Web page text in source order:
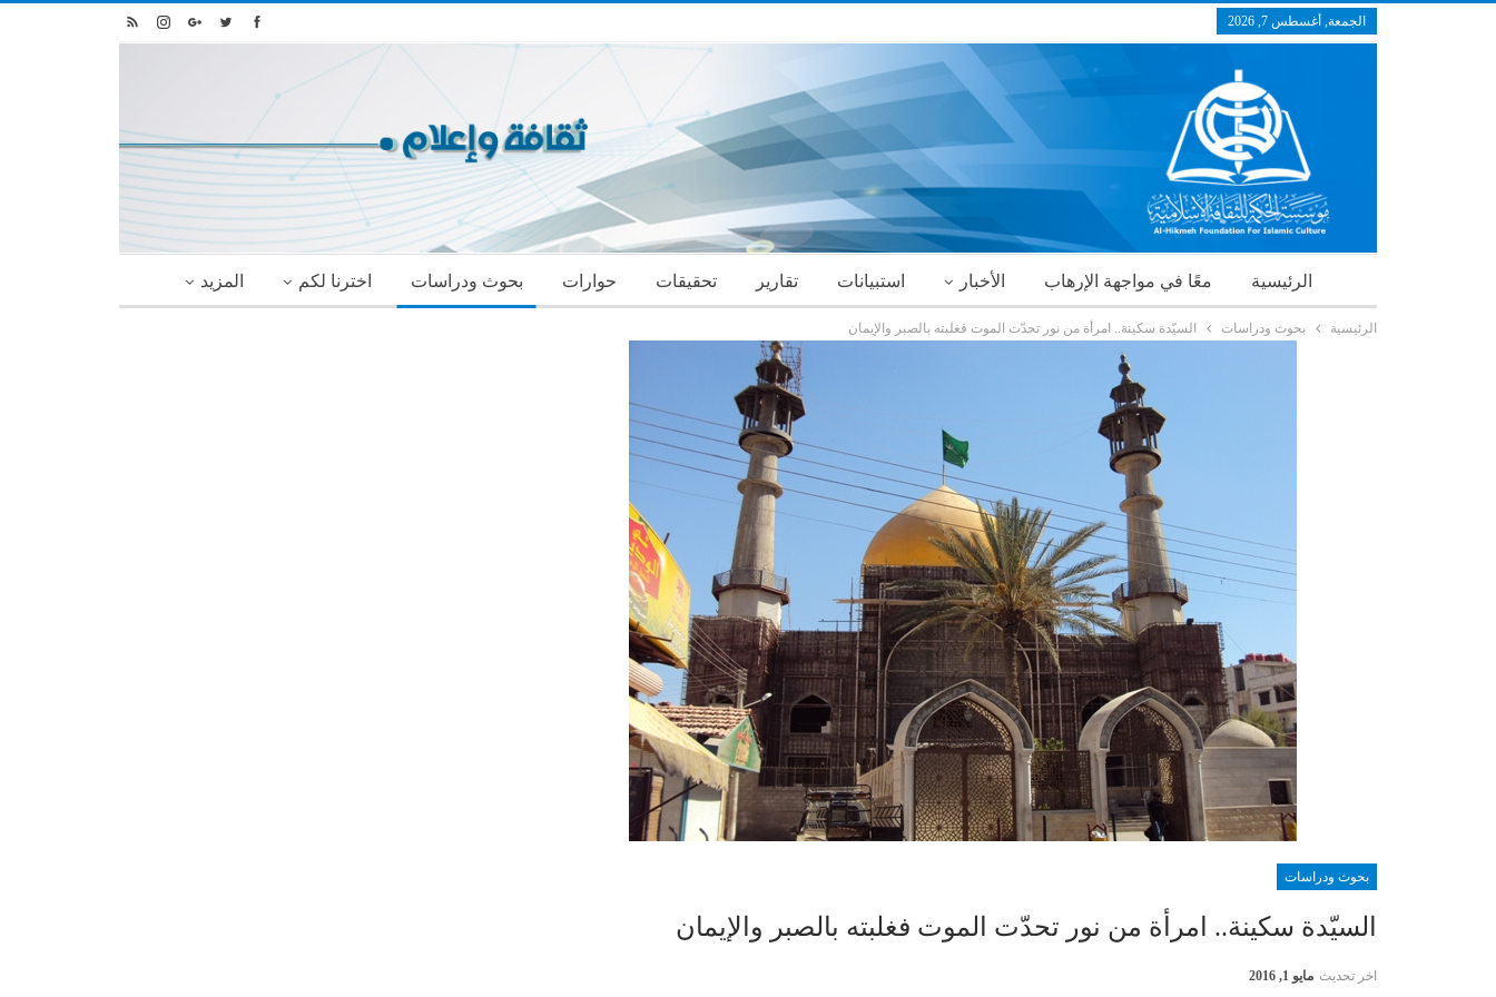
الجمعة, أغسطس 7, 2026
الرئيسية معًا في مواجهة الإرهاب الأخبار استبيانات تقارير تحقيقات حوارات بحوث ودراسات اخترنا لكم المزيد
الرئيسية بحوث ودراسات السيّدة سكينة.. امرأة من نور تحدّت الموت فغلبته بالصبر والإيمان
بحوث ودراسات
السيّدة سكينة.. امرأة من نور تحدّت الموت فغلبته بالصبر والإيمان
اخر تحديث مايو 1, 2016